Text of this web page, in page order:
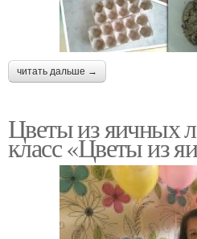
читать дальше →
Цветы из яичных
класс «Цветы из